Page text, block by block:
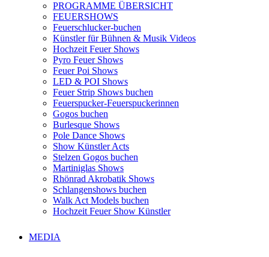
PROGRAMME ÜBERSICHT
FEUERSHOWS
Feuerschlucker-buchen
Künstler für Bühnen & Musik Videos
Hochzeit Feuer Shows
Pyro Feuer Shows
Feuer Poi Shows
LED & POI Shows
Feuer Strip Shows buchen
Feuerspucker-Feuerspuckerinnen
Gogos buchen
Burlesque Shows
Pole Dance Shows
Show Künstler Acts
Stelzen Gogos buchen
Martiniglas Shows
Rhönrad Akrobatik Shows
Schlangenshows buchen
Walk Act Models buchen
Hochzeit Feuer Show Künstler
MEDIA